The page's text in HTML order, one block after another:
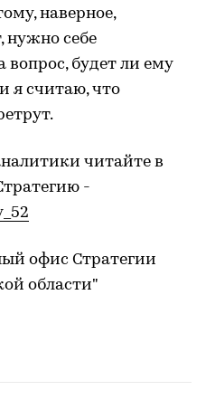
наверное,
нужно себе
вопрос, будет ли ему
я считаю, что
читайте в
-
офис Стратегии
области"